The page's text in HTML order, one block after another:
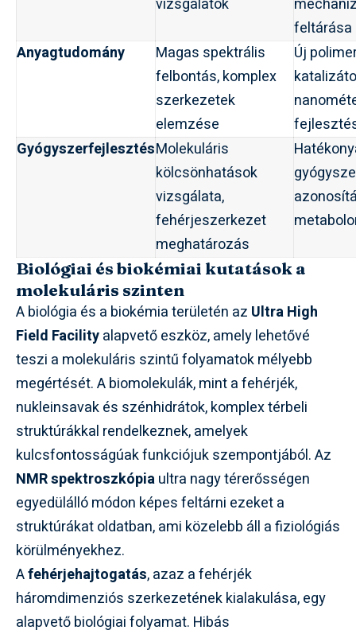
feltárása
Anyagtudomány
Magas spektrális
felbontás, komplex
szerkezetek
elemzése
Új
GyógyszerfejlesztésMolekuláris
kölcsönhatások
vizsgálata,
fehérjeszerkezet
meghatározás
Biológiai és biokémiai kutatások a
molekuláris szinten
A biológia és a biokémia területén az Ultra High
Field Facilityalapvető eszköz, amely lehetővé
teszi a molekuláris szintű folyamatok mélyebb
megértését. A biomolekulák, mint a fehérjék,
nukleinsavak és szénhidrátok, komplex térbeli
struktúrákkal rendelkeznek, amelyek
kulcsfontosságúak funkciójuk szempontjából. Az
NMR spektroszkópiaultra nagy térerősségen
egyedülálló módon képes feltárni ezeket a
struktúrákat oldatban, ami közelebb áll a fiziológiás
körülményekhez.
Afehérjehajtogatás, azaz a fehérjék
háromdimenziós szerkezetének kialakulása, egy
alapvető biológiai folyamat. Hibás